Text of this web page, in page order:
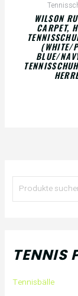
WILSON
CARPET,
WHITE/
LUE/NAVY
TENNIS
Tennisbälle